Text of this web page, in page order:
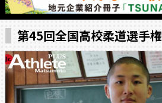
第45回全国高校柔道選手権